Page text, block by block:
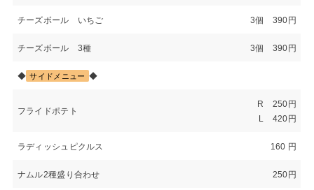
チーズボール いちご 3個 390円
チーズボール 3種 3個 390円
◆ サイドメニュー ◆
フライドポテト
R 250円
L 420円
ラディッシュピクルス 160 円
ナムル2種盛り合わせ 250円